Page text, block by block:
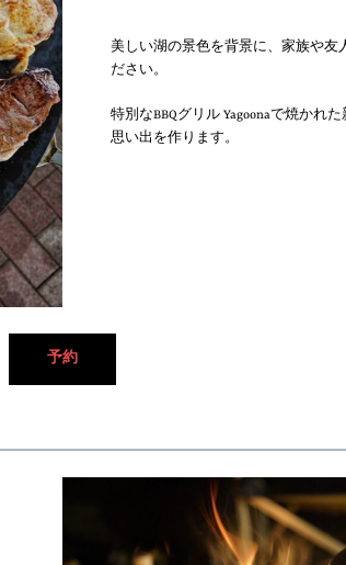
美しい湖の景色を背景に、家族や友
ださい。
特別なBBQグリル Yagoonaで焼かれ
思い出を作ります。
予約